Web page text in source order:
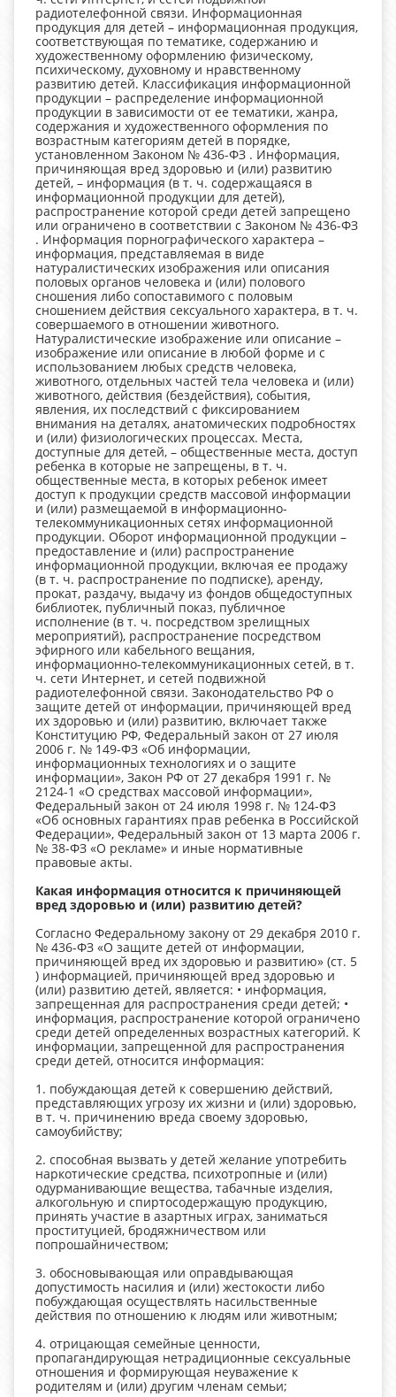
радиотелефонной связи. Информационная
продукция для детей – информационная продукция,
соответствующая по тематике, содержанию и
художественному оформлению физическому,
психическому, духовному и нравственному
развитию детей. Классификация информационной
продукции – распределение информационной
продукции в зависимости от ее тематики, жанра,
содержания и художественного оформления по
возрастным категориям детей в порядке,
установленном Законом № 436-ФЗ . Информация,
причиняющая вред здоровью и (или) развитию
детей, – информация (в т. ч. содержащаяся в
информационной продукции для детей),
распространение которой среди детей запрещено
или ограничено в соответствии с Законом № 436-ФЗ
. Информация порнографического характера –
информация, представляемая в виде
натуралистических изображения или описания
половых органов человека и (или) полового
сношения либо сопоставимого с половым
сношением действия сексуального характера, в т. ч.
совершаемого в отношении животного.
Натуралистические изображение или описание –
изображение или описание в любой форме и с
использованием любых средств человека,
животного, отдельных частей тела человека и (или)
животного, действия (бездействия), события,
явления, их последствий с фиксированием
внимания на деталях, анатомических подробностях
и (или) физиологических процессах. Места,
доступные для детей, – общественные места, доступ
ребенка в которые не запрещены, в т. ч.
общественные места, в которых ребенок имеет
доступ к продукции средств массовой информации
и (или) размещаемой в информационно-
телекоммуникационных сетях информационной
продукции. Оборот информационной продукции –
предоставление и (или) распространение
информационной продукции, включая ее продажу
(в т. ч. распространение по подписке), аренду,
прокат, раздачу, выдачу из фондов общедоступных
библиотек, публичный показ, публичное
исполнение (в т. ч. посредством зрелищных
мероприятий), распространение посредством
эфирного или кабельного вещания,
информационно-телекоммуникационных сетей, в т.
ч. сети Интернет, и сетей подвижной
радиотелефонной связи. Законодательство РФ о
защите детей от информации, причиняющей вред
их здоровью и (или) развитию, включает также
Конституцию РФ, Федеральный закон от 27 июля
2006 г. № 149-ФЗ «Об информации,
информационных технологиях и о защите
информации», Закон РФ от 27 декабря 1991 г. №
2124-1 «О средствах массовой информации»,
Федеральный закон от 24 июля 1998 г. № 124-ФЗ
«Об основных гарантиях прав ребенка в Российской
Федерации», Федеральный закон от 13 марта 2006 г.
№ 38-ФЗ «О рекламе» и иные нормативные
правовые акты.
Какая информация относится к причиняющей
вред здоровью и (или) развитию детей?
Согласно Федеральному закону от 29 декабря 2010 г.
№ 436-ФЗ «О защите детей от информации,
причиняющей вред их здоровью и развитию» (ст. 5
) информацией, причиняющей вред здоровью и
(или) развитию детей, является: • информация,
запрещенная для распространения среди детей; •
информация, распространение которой ограничено
среди детей определенных возрастных категорий. К
информации, запрещенной для распространения
среди детей, относится информация:
1. побуждающая детей к совершению действий,
представляющих угрозу их жизни и (или) здоровью,
в т. ч. причинению вреда своему здоровью,
самоубийству;
2. способная вызвать у детей желание употребить
наркотические средства, психотропные и (или)
одурманивающие вещества, табачные изделия,
алкогольную и спиртосодержащую продукцию,
принять участие в азартных играх, заниматься
проституцией, бродяжничеством или
попрошайничеством;
3. обосновывающая или оправдывающая
допустимость насилия и (или) жестокости либо
побуждающая осуществлять насильственные
действия по отношению к людям или животным;
4. отрицающая семейные ценности,
пропагандирующая нетрадиционные сексуальные
отношения и формирующая неуважение к
родителям и (или) другим членам семьи;